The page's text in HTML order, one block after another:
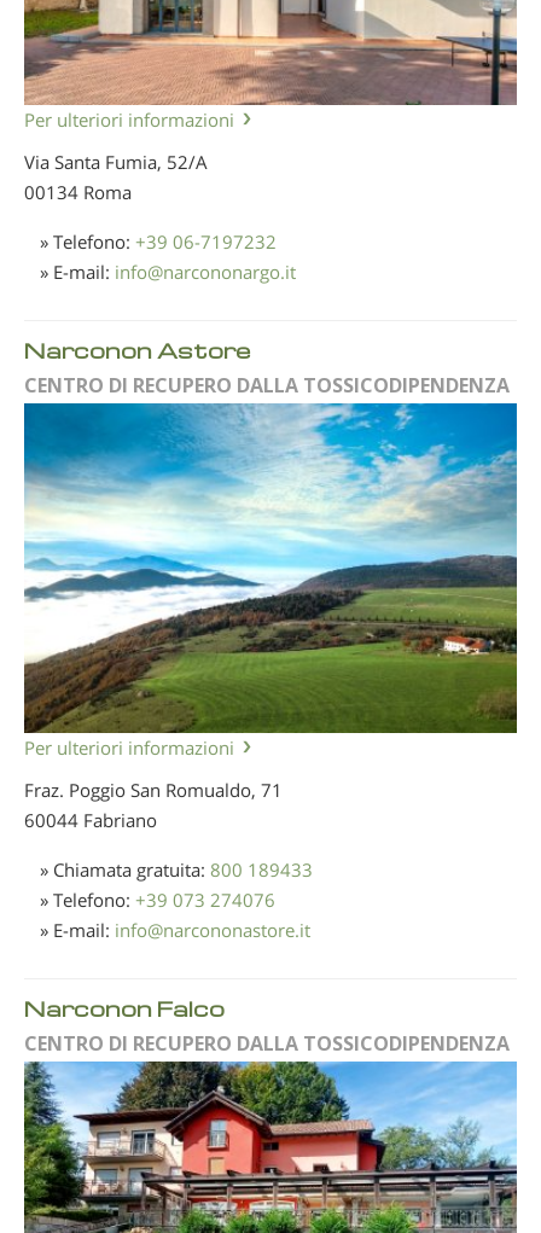
Per ulteriori informazioni
Via Santa Fumia, 52/A
00134 Roma
» Telefono: +39 06-7197232
» E-mail: info@narcononargo.it
Narconon Astore
CENTRO DI RECUPERO DALLA TOSSICODIPENDENZA
Per ulteriori informazioni
Fraz. Poggio San Romualdo, 71
60044 Fabriano
» Chiamata gratuita: 800 189433
» Telefono: +39 073 274076
» E-mail: info@narcononastore.it
Narconon Falco
CENTRO DI RECUPERO DALLA TOSSICODIPENDENZA